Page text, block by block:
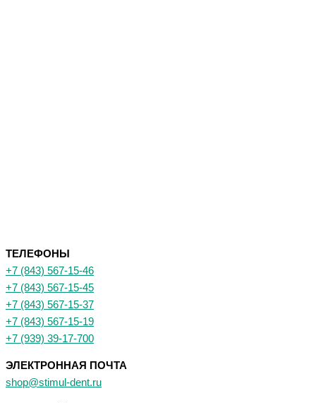
ТЕЛЕФОНЫ
+7 (843) 567-15-46
+7 (843) 567-15-45
+7 (843) 567-15-37
+7 (843) 567-15-19
+7 (939) 39-17-700
ЭЛЕКТРОННАЯ ПОЧТА
shop@stimul-dent.ru